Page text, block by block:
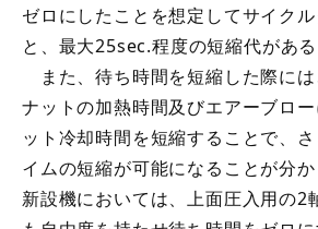
ゼロにしたことを想定してサイク
と、最大25sec.程度の短縮代がある
また、待ち時間を短縮した際に
ナットの加熱時間及びエアーブロ
ット冷却時間を短縮することで、
イムの短縮が可能になることが分か
新設機においては、上面圧入用の2